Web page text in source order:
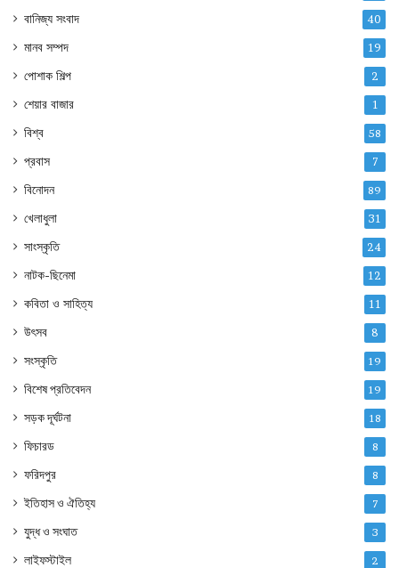
বানিজ্য সংবাদ 40
মানব সম্পদ 19
পোশাক শিল্প 2
শেয়ার বাজার 1
বিশ্ব 58
প্রবাস 7
বিনোদন 89
খেলাধুলা 31
সাংস্কৃতি 24
নাটক-ছিনেমা 12
কবিতা ও সাহিত্য 11
উৎসব 8
সংস্কৃতি 19
বিশেষ প্রতিবেদন 19
সড়ক দূর্ঘটনা 18
ফিচারড 8
ফরিদপুর 8
ইতিহাস ও ঐতিহ্য 7
যুদ্ধ ও সংঘাত 3
লাইফস্টাইল 2